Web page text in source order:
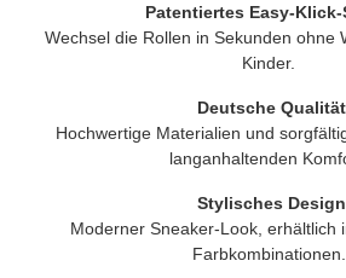
Patentiertes Easy-Klick-
Wechsel die Rollen in Sekunden ohne
Kinder.
Deutsche Qualität
Hochwertige Materialien und
langanhaltenden
Stylisches Design
Moderner Sneaker-Look, erhältlich
Farbkombinationen.